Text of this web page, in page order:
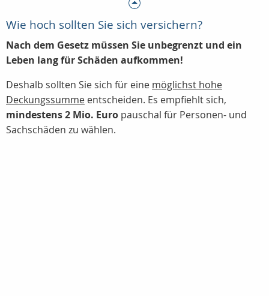
Wie hoch sollten Sie sich versichern?
Nach dem Gesetz müssen Sie unbegrenzt und ein
Leben lang für Schäden aufkommen!
Deshalb sollten Sie sich für eine möglichst hohe
Deckungssumme entscheiden. Es empfiehlt sich,
mindestens 2 Mio. Euro pauschal für Personen- und
Sachschäden zu wählen.